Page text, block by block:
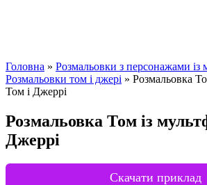
Головна » Розмальовки з персонажами із
Розмальовки том і джері » Розмальовка
Том і Джеррі
Розмальовка Том із
Джеррі
Скачати приклад